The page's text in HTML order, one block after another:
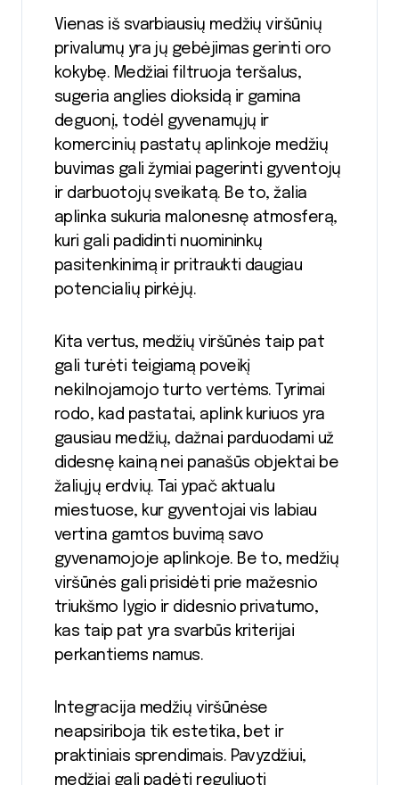
Vienas iš svarbiausių medžių viršūnių
privalumų yra jų gebėjimas gerinti oro
kokybę. Medžiai filtruoja teršalus,
sugeria anglies dioksidą ir gamina
deguonį, todėl gyvenamųjų ir
komercinių pastatų aplinkoje medžių
buvimas gali žymiai pagerinti gyventojų
ir darbuotojų sveikatą. Be to, žalia
aplinka sukuria malonesnę atmosferą,
kuri gali padidinti nuomininkų
pasitenkinimą ir pritraukti daugiau
potencialių pirkėjų.
Kita vertus, medžių viršūnės taip pat
gali turėti teigiamą poveikį
nekilnojamojo turto vertėms. Tyrimai
rodo, kad pastatai, aplink kuriuos yra
gausiau medžių, dažnai parduodami už
didesnę kainą nei panašūs objektai be
žaliųjų erdvių. Tai ypač aktualu
miestuose, kur gyventojai vis labiau
vertina gamtos buvimą savo
gyvenamojoje aplinkoje. Be to, medžių
viršūnės gali prisidėti prie mažesnio
triukšmo lygio ir didesnio privatumo,
kas taip pat yra svarbūs kriterijai
perkantiems namus.
Integracija medžių viršūnėse
neapsiriboja tik estetika, bet ir
praktiniais sprendimais. Pavyzdžiui,
medžiai gali padėti reguliuoti